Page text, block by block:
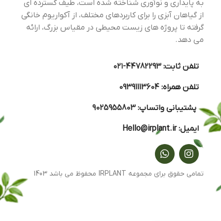
به پایداری و نوآوری شناخته شده است، طیف گسترده ای
از گیاهان آبزی را برای کاربردهای مختلف، از آکواریوم خانگی
گرفته تا پروژه های زیست محیطی در مقیاس بزرگ، ارائه
می دهد.
تلفن ثابت:44782293-۰۲۱
تلفن همراه:09391113604
پشتیبانی واتساپ:9025955803
ایمیل:Hello@irplant.ir
تمامی حقوق برای مجموعه IRPLANT محفوظ می باشد 1403